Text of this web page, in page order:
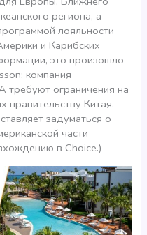
региона, а
лояльности
и Карибских
это произошло
компания
ограничения на
Китая.
задуматься о
части
в Choice.)